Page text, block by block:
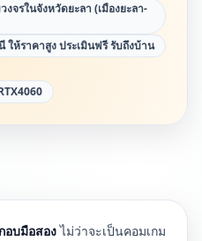
จรในจังหวัดยะลา (เมืองยะลา-
ห้ราคาสูง ประเมินฟรี รับถึงบ้าน
อบมือสองไม่ว่าจะเป็นคอมเกม